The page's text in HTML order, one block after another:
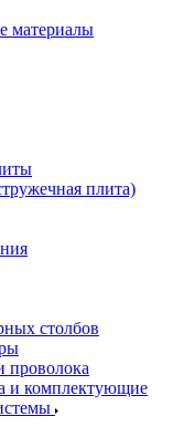
материалы
плита)
столбов
проволока
и комплектующие